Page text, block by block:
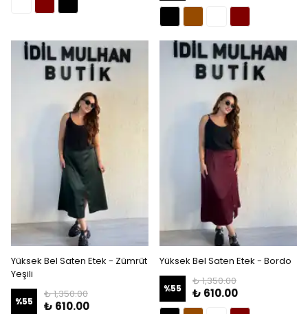
Yüksek Bel Saten Etek - Zümrüt
Yeşili
%55
₺ 1,350.00
₺ 610.00
Yüksek Bel Saten Etek - Bordo
%55
₺ 1,350.00
₺ 610.00